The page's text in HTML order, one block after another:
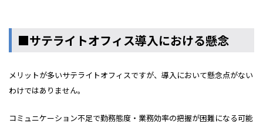
■サテライトオフィス導入における懸念
メリットが多いサテライトオフィスですが、導入において懸念点がない
わけではありません。
コミュニケーション不足で勤務態度・業務効率の把握が困難になる可能